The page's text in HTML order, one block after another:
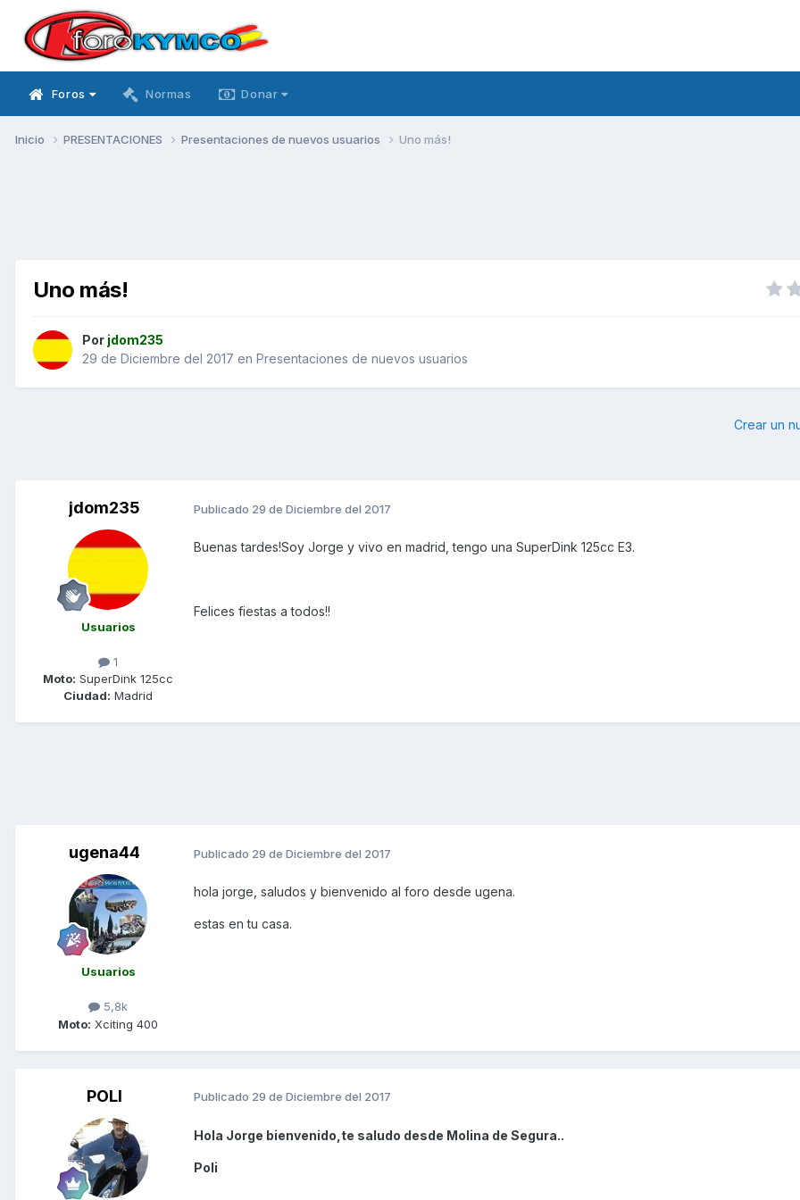
Foros Normas Donar
Inicio PRESENTACIONES Presentaciones de nuevos usuarios Uno más!
Uno más!
Por jdom235
29 de Diciembre del 2017 en Presentaciones de nuevos usuarios
Crear un
jdom235
Usuarios
1
Moto: SuperDink 125cc
Ciudad: Madrid
Publicado 29 de Diciembre del 2017
Buenas tardes!Soy Jorge y vivo en madrid, tengo una SuperDink 125cc E3.
Felices fiestas a todos!!
ugena44
Usuarios
5,8k
Moto: Xciting 400
Publicado 29 de Diciembre del 2017
hola jorge, saludos y bienvenido al foro desde ugena.
estas en tu casa.
POLI Publicado 29 de Diciembre del 2017
Hola Jorge bienvenido,te saludo desde Molina de Segura..
Poli